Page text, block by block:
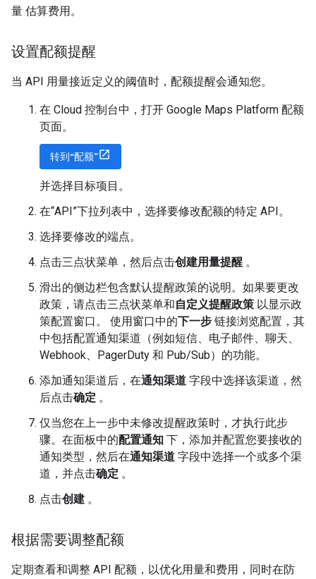
量 估算费用。
设置配额提醒
当 API 用量接近定义的阈值时，配额提醒会通知您。
在 Cloud 控制台中，打开 Google Maps Platform 配额
页面。
转到“配额”
并选择目标项目。
在“API”下拉列表中，选择要修改配额的特定 API。
选择要修改的端点。
点击三点状菜单，然后点击创建用量提醒 。
滑出的侧边栏包含默认提醒政策的说明。如果要更改
政策，请点击三点状菜单和自定义提醒政策 以显示政
策配置窗口。 使用窗口中的下一步 链接浏览配置，其
中包括配置通知渠道（例如短信、电子邮件、聊天、
Webhook、PagerDuty 和 Pub/Sub）的功能。
添加通知渠道后，在通知渠道 字段中选择该渠道，然
后点击确定 。
仅当您在上一步中未修改提醒政策时，才执行此步
骤。在面板中的配置通知 下，添加并配置您要接收的
通知类型，然后在通知渠道 字段中选择一个或多个渠
道，并点击确定 。
点击创建 。
根据需要调整配额
定期查看和调整 API 配额，以优化用量和费用，同时在防